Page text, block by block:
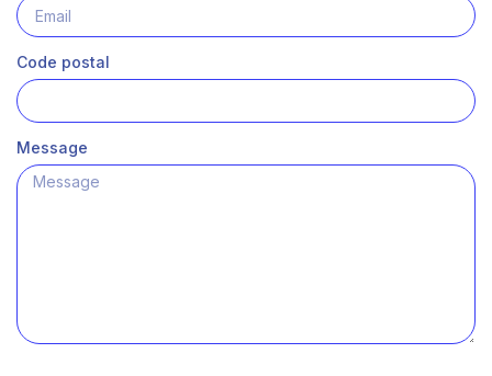
Code postal
Message